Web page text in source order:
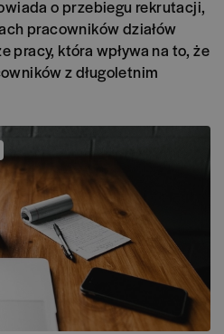
o przebiegu rekrutacji,
pracowników działów
pracy, która wpływa na to, że
z długoletnim